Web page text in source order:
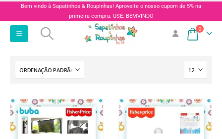
Bem vindo à Sapatinhos & Roupinhas! Aproveite o nosso cupom de 5% na
primeira compra. USE: BEMVINDO
0